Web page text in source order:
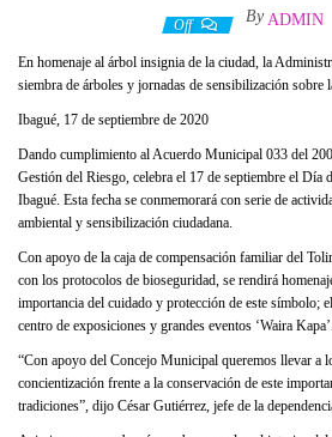
Off By ADMIN
En homenaje al árbol insignia de la ciudad, la
siembra de árboles y jornadas de sensibilización sobre
Ibagué, 17 de septiembre de 2020
Dando cumplimiento al Acuerdo Municipal 033 del
Gestión del Riesgo, celebra el 17 de septiembre el Día
Ibagué. Esta fecha se conmemorará con serie de
ambiental y sensibilización ciudadana.
Con apoyo de la caja de compensación familiar del
con los protocolos de bioseguridad, se rendirá
importancia del cuidado y protección de este símbolo;
centro de exposiciones y grandes eventos ‘Waira Kapa’.
“Con apoyo del Concejo Municipal queremos llevar a
concientización frente a la conservación de este
tradiciones”, dijo César Gutiérrez, jefe de la